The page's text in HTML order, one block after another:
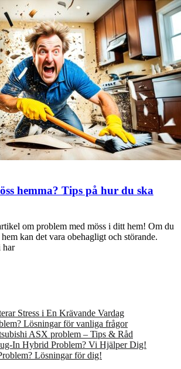
hemma? Tips på hur du ska
om problem med möss i ditt hem! Om du
kan det vara obehagligt och störande.
har
Stress i En Krävande Vardag
Lösningar för vanliga frågor
ASX problem – Tips & Råd
In Hybrid Problem? Vi Hjälper Dig!
Lösningar för dig!